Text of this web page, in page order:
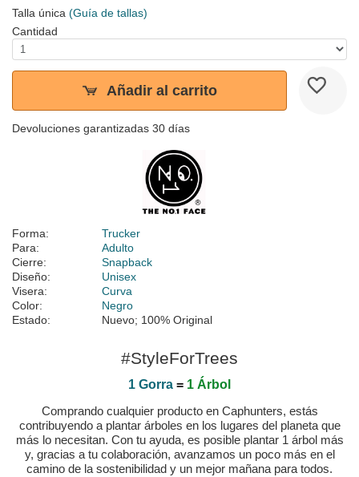
Talla única (Guía de tallas)
Cantidad
Añadir al carrito
Devoluciones garantizadas 30 días
Forma:
Trucker
Para:
Adulto
Cierre:
Snapback
Diseño:
Unisex
Visera:
Curva
Color:
Negro
Estado:
Nuevo; 100% Original
#StyleForTrees
1 Gorra = 1 Árbol
Comprando cualquier producto en Caphunters, estás
contribuyendo a plantar árboles en los lugares del planeta que
más lo necesitan. Con tu ayuda, es posible plantar 1 árbol más
y, gracias a tu colaboración, avanzamos un poco más en el
camino de la sostenibilidad y un mejor mañana para todos.